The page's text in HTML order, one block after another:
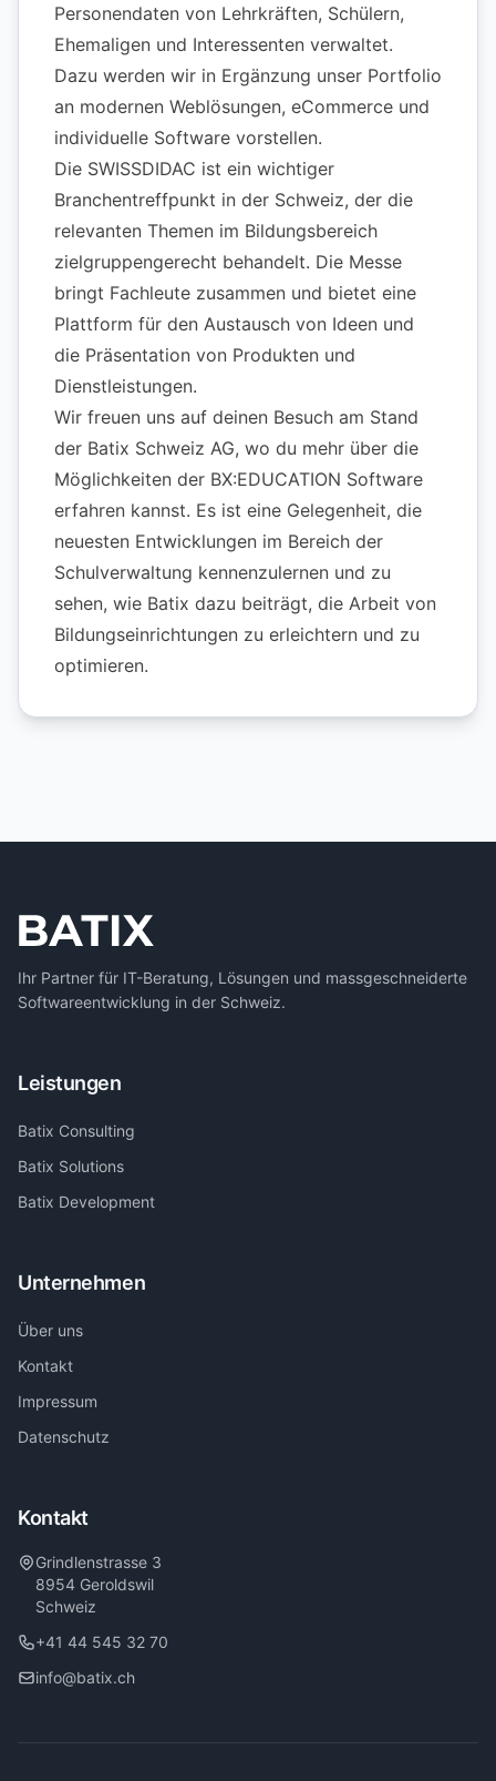
Personendaten von Lehrkräften, Schülern,
Ehemaligen und Interessenten verwaltet.
Dazu werden wir in Ergänzung unser Portfolio
an modernen Weblösungen, eCommerce und
individuelle Software vorstellen.
Die SWISSDIDAC ist ein wichtiger
Branchentreffpunkt in der Schweiz, der die
relevanten Themen im Bildungsbereich
zielgruppengerecht behandelt. Die Messe
bringt Fachleute zusammen und bietet eine
Plattform für den Austausch von Ideen und
die Präsentation von Produkten und
Dienstleistungen.
Wir freuen uns auf deinen Besuch am Stand
der Batix Schweiz AG, wo du mehr über die
Möglichkeiten der BX:EDUCATION Software
erfahren kannst. Es ist eine Gelegenheit, die
neuesten Entwicklungen im Bereich der
Schulverwaltung kennenzulernen und zu
sehen, wie Batix dazu beiträgt, die Arbeit von
Bildungseinrichtungen zu erleichtern und zu
optimieren.
Ihr Partner für IT-Beratung, Lösungen und massgeschneiderte
Softwareentwicklung in der Schweiz.
Leistungen
Batix Consulting
Batix Solutions
Batix Development
Unternehmen
Über uns
Kontakt
Impressum
Datenschutz
Kontakt
Grindlenstrasse 3
8954 Geroldswil
Schweiz
+41 44 545 32 70
info@batix.ch